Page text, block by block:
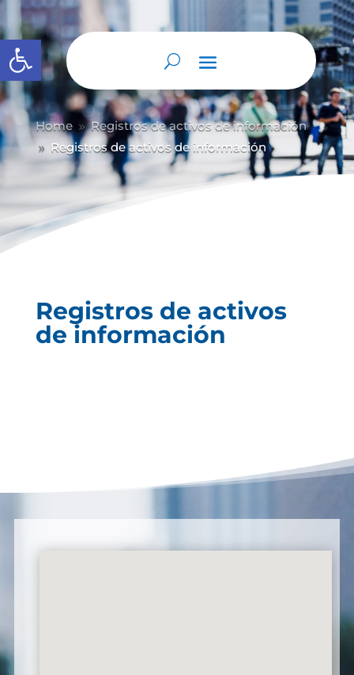
Abrir barra de herramientas
Home 9 Registros de activos de información
9 Registros de activos de información
Registros de activos
de información